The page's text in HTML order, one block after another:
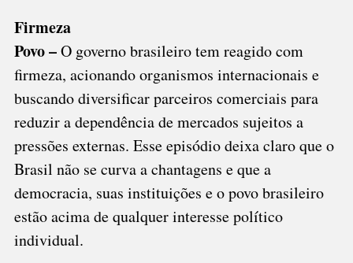
Firmeza
Povo –O governo brasileiro tem reagido com
firmeza, acionando organismos internacionais e
buscando diversificar parceiros comerciais para
reduzir a dependência de mercados sujeitos a
pressões externas. Esse episódio deixa claro que o
Brasil não se curva a chantagens e que a
democracia, suas instituições e o povo brasileiro
estão acima de qualquer interesse político
individual.